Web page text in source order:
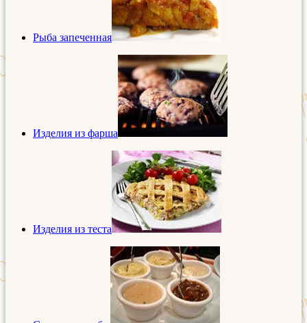
Рыба запеченная
Изделия из фарша
Изделия из теста